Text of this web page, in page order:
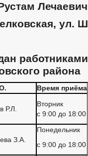
Лечаевич
ул.
района
Время приёма
Р.Л.
Вторник
с 9:00 до 18:00
З.А.
Понедельник
с 9:00 до 18:00